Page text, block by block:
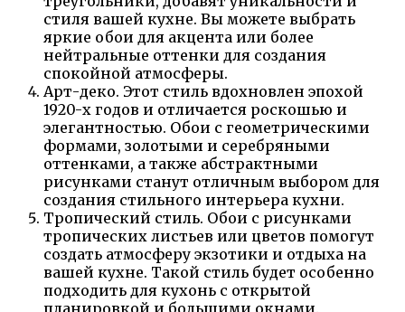
стиля вашей кухне. Вы можете выбрать
яркие обои для акцента или более
нейтральные оттенки для создания
спокойной атмосферы.
Арт-деко. Этот стиль вдохновлен эпохой
1920-х годов и отличается роскошью и
элегантностью. Обои с геометрическими
формами, золотыми и серебряными
оттенками, а также абстрактными
рисунками станут отличным выбором для
создания стильного интерьера кухни.
Тропический стиль. Обои с рисунками
тропических листьев или цветов помогут
создать атмосферу экзотики и отдыха на
вашей кухне. Такой стиль будет особенно
подходить для кухонь с открытой